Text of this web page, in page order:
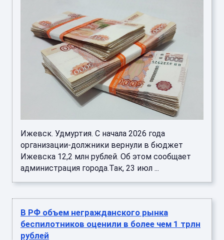
Ижевск. Удмуртия. С начала 2026 года
организации-должники вернули в бюджет
Ижевска 12,2 млн рублей. Об этом сообщает
администрация города.Так, 23 июл ...
В РФ объем негражданского рынка
беспилотников оценили в более чем 1 трлн
рублей